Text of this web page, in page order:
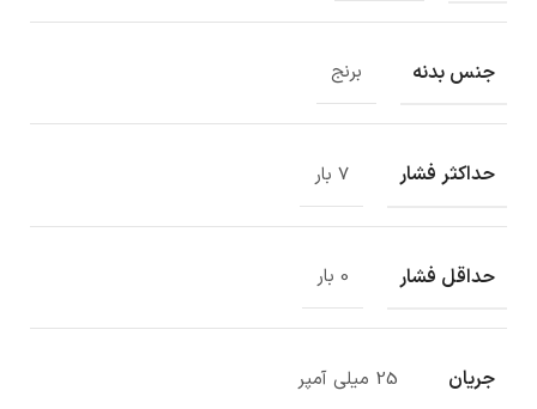
جنس بدنه برنج
حداکثر فشار 7 بار
حداقل فشار 0 بار
جریان 25 میلی آمپر